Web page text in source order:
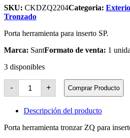
SKU: CKDZQ2204Categoria:
Tronzado
Porta herramienta para inserto SP.
Marca: SantFormato de venta: 1
3 disponibles
-
Porta
Herramienta
Exterior
ZQ
2020L
cantidad
+ Comprar Producto
Descripción del producto
Porta herramienta tronzar ZQ para